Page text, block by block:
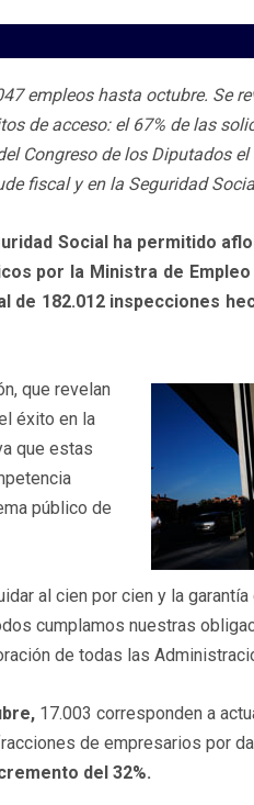
empleos hasta octubre. Se
de acceso: el 67% de las
Congreso de los Diputados
fiscal y en la Seguridad
Social ha permitido
por la Ministra de Empleo
de 182.012 inspecciones
que revelan
éxito en la
que estas
público de
al cien por cien y la garantía
cumplamos nuestras
de todas las
17.003 corresponden a
de empresarios por
del 32%.